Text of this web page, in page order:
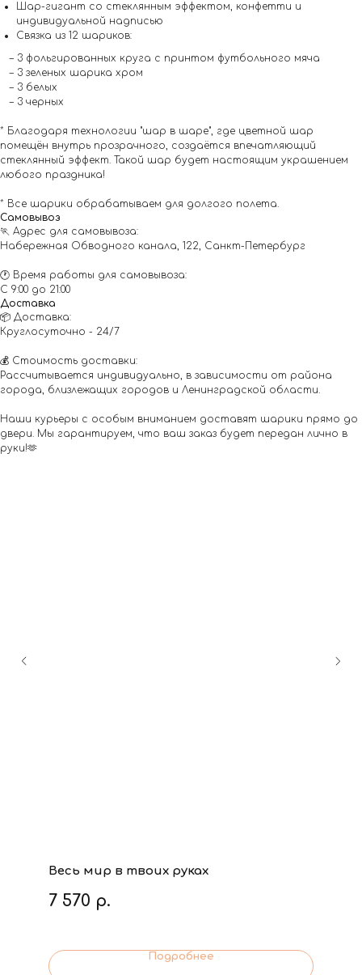
Шар-гигант со стеклянным эффектом, конфетти и
индивидуальной надписью
Связка из 12 шариков:
– 3 фольгированных круга с принтом футбольного мяча
– 3 зеленых шарика хром
– 3 белых
– 3 черных
* Благодаря технологии "шар в шаре", где цветной шар
помещён внутрь прозрачного, создаётся впечатляющий
стеклянный эффект. Такой шар будет настоящим украшением
любого праздника!
* Все шарики обрабатываем для долгого полета.
Самовывоз
🏃 Адрес для самовывоза:
Набережная Обводного канала, 122, Санкт-Петербург
🕐 Время работы для самовывоза:
С 9:00 до 21:00
Доставка
📦 Доставка:
Круглосуточно - 24/7
💰 Стоимость доставки:
Рассчитывается индивидуально, в зависимости от района
города, близлежащих городов и Ленинградской области.
Наши курьеры с особым вниманием доставят шарики прямо до
двери. Мы гарантируем, что ваш заказ будет передан лично в
руки!🫶
Весь мир в твоих руках
7 570 р.
Подробнее